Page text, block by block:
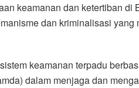
keamanan dan ketertiban di
dan kriminalisasi yang
keamanan terpadu
dalam menjaga dan